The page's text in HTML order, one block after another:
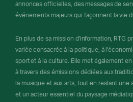
annonces officielles, des messages de
événements majeurs qui façonnent la vie
En plus de sa mission d'information, RTG
variée consacrée à la politique, à
sport et à la culture. Elle met également
à travers des émissions dédiées aux
la musique et aux arts, tout en restant
et un acteur essentiel du paysage